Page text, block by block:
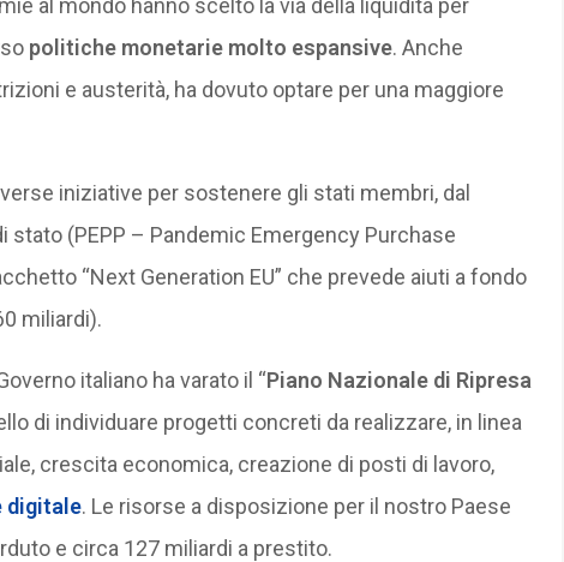
al mondo hanno scelto la via della liquidità per
politiche monetarie molto espansive. Anche
e austerità, ha dovuto optare per una maggiore
iniziative per sostenere gli stati membri, dal
stato (PEPP – Pandemic Emergency Purchase
“Next Generation EU” che prevede aiuti a fondo
miliardi).
italiano ha varato il “Piano Nazionale di Ripresa
di individuare progetti concreti da realizzare, in linea
crescita economica, creazione di posti di lavoro,
digitale. Le risorse a disposizione per il nostro Paese
e circa 127 miliardi a prestito.